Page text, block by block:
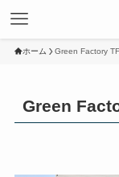
ホーム Green Factory
Green